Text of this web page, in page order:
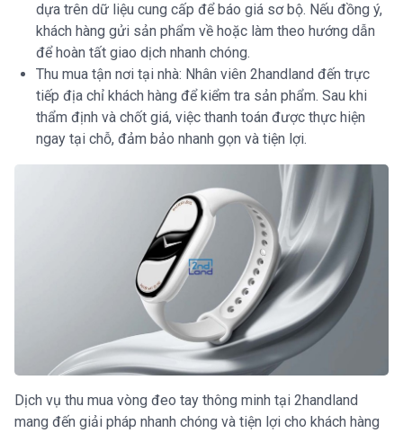
dựa trên dữ liệu cung cấp để báo giá sơ bộ. Nếu đồng ý,
khách hàng gửi sản phẩm về hoặc làm theo hướng dẫn
để hoàn tất giao dịch nhanh chóng.
Thu mua tận nơi tại nhà: Nhân viên 2handland đến trực
tiếp địa chỉ khách hàng để kiểm tra sản phẩm. Sau khi
thẩm định và chốt giá, việc thanh toán được thực hiện
ngay tại chỗ, đảm bảo nhanh gọn và tiện lợi.
Dịch vụ thu mua vòng đeo tay thông minh tại 2handland
mang đến giải pháp nhanh chóng và tiện lợi cho khách hàng